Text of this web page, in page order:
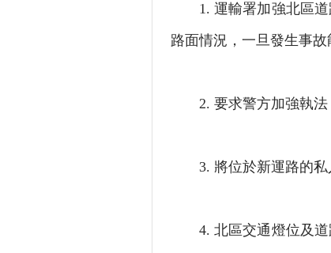
1. 運輸署加強北區道
路面情況，一旦發生事
2. 要求警方加強執法
3. 將位於新運路的私
4. 北區交通燈位及道